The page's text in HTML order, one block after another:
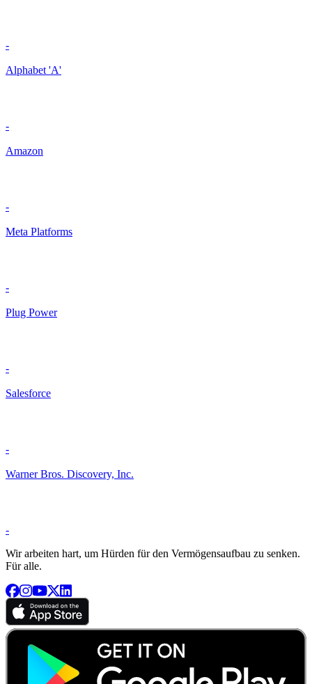
-
Alphabet 'A'
-
Amazon
-
Meta Platforms
-
Plug Power
-
Salesforce
-
Warner Bros. Discovery, Inc.
-
Wir arbeiten hart, um Hürden für den Vermögensaufbau zu senken.
Für alle.